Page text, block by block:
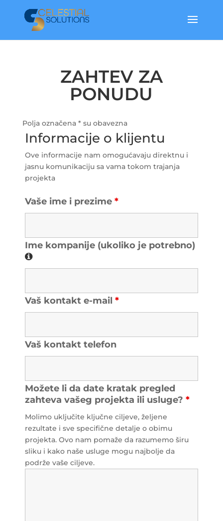
ZAHTEV ZA
PONUDU
Polja označena * su obavezna
Informacije o klijentu
Ove informacije nam omogućavaju direktnu i
jasnu komunikaciju sa vama tokom trajanja
projekta
Vaše ime i prezime *
Ime kompanije (ukoliko je potrebno)
Vaš kontakt e-mail *
Vaš kontakt telefon
Možete li da date kratak pregled
zahteva vašeg projekta ili usluge? *
Molimo uključite ključne ciljeve, željene
rezultate i sve specifične detalje o obimu
projekta. Ovo nam pomaže da razumemo širu
sliku i kako naše usluge mogu najbolje da
podrže vaše ciljeve.